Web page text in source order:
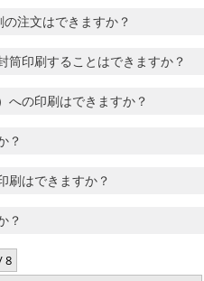
注文はできますか？
筒印刷することはできますか？
への印刷はできますか？
？
刷はできますか？
？
8